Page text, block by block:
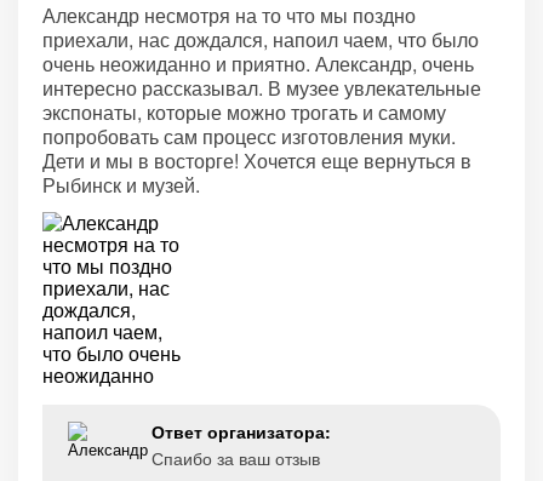
Александр несмотря на то что мы поздно
приехали, нас дождался, напоил чаем, что было
очень неожиданно и приятно. Александр, очень
интересно рассказывал. В музее увлекательные
экспонаты, которые можно трогать и самому
попробовать сам процесс изготовления муки.
Дети и мы в восторге! Хочется еще вернуться в
Рыбинск и музей.
Ответ организатора:
Спаибо за ваш отзыв